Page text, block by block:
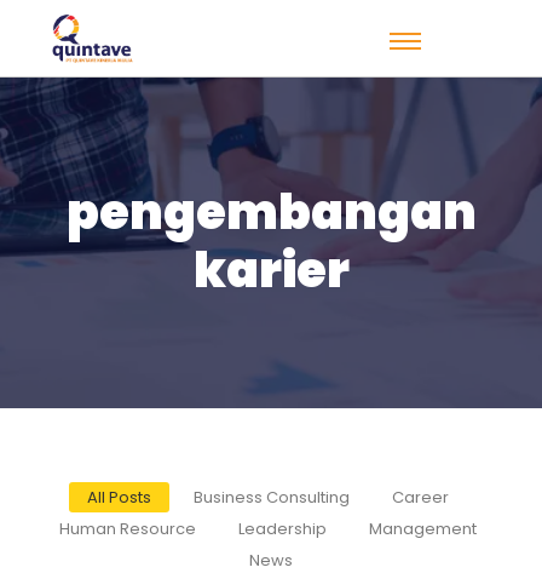
pengembangan
karier
All Posts Business Consulting
Career
Human Resource
Leadership
Management
News